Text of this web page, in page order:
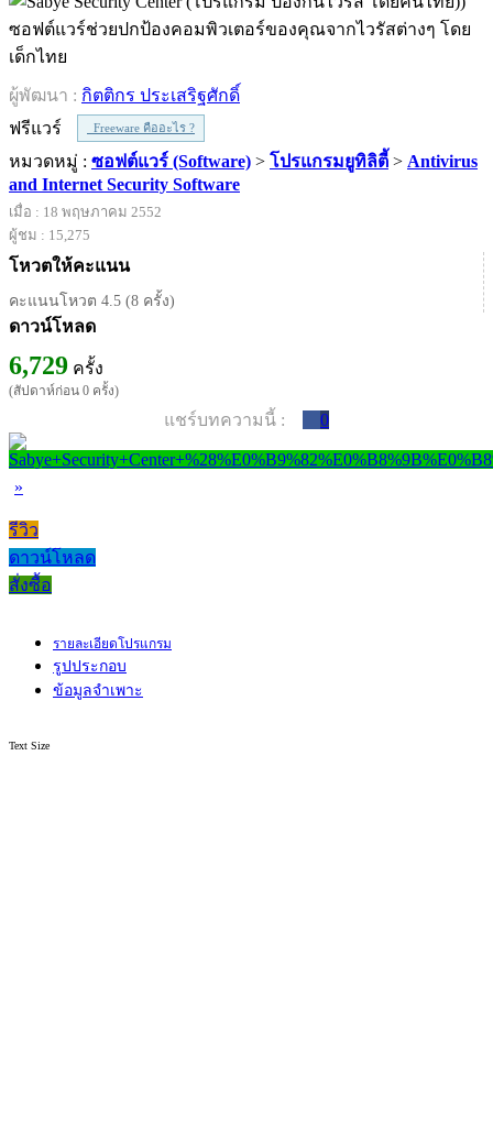
ซอฟต์แวร์ช่วยปกป้องคอมพิวเตอร์ของคุณจากไวรัสต่างๆ โดย
เด็กไทย
ผู้พัฒนา : กิตติกร ประเสริฐศักดิ์
ฟรีแวร์
Freeware คืออะไร ?
หมวดหมู่ : ซอฟต์แวร์ (Software) > โปรแกรมยูทิลิตี้ > Antivirus
and Internet Security Software
เมื่อ : 18 พฤษภาคม 2552
ผู้ชม : 15,275
โหวตให้คะแนน
คะแนนโหวต 4.5 (8 ครั้ง)
ดาวน์โหลด
6,729 ครั้ง
(สัปดาห์ก่อน 0 ครั้ง)
แชร์บทความนี้ : 0
»
รีวิว
ดาวน์โหลด
สั่งซื้อ
รายละเอียดโปรแกรม
รูปประกอบ
ข้อมูลจำเพาะ
Text Size